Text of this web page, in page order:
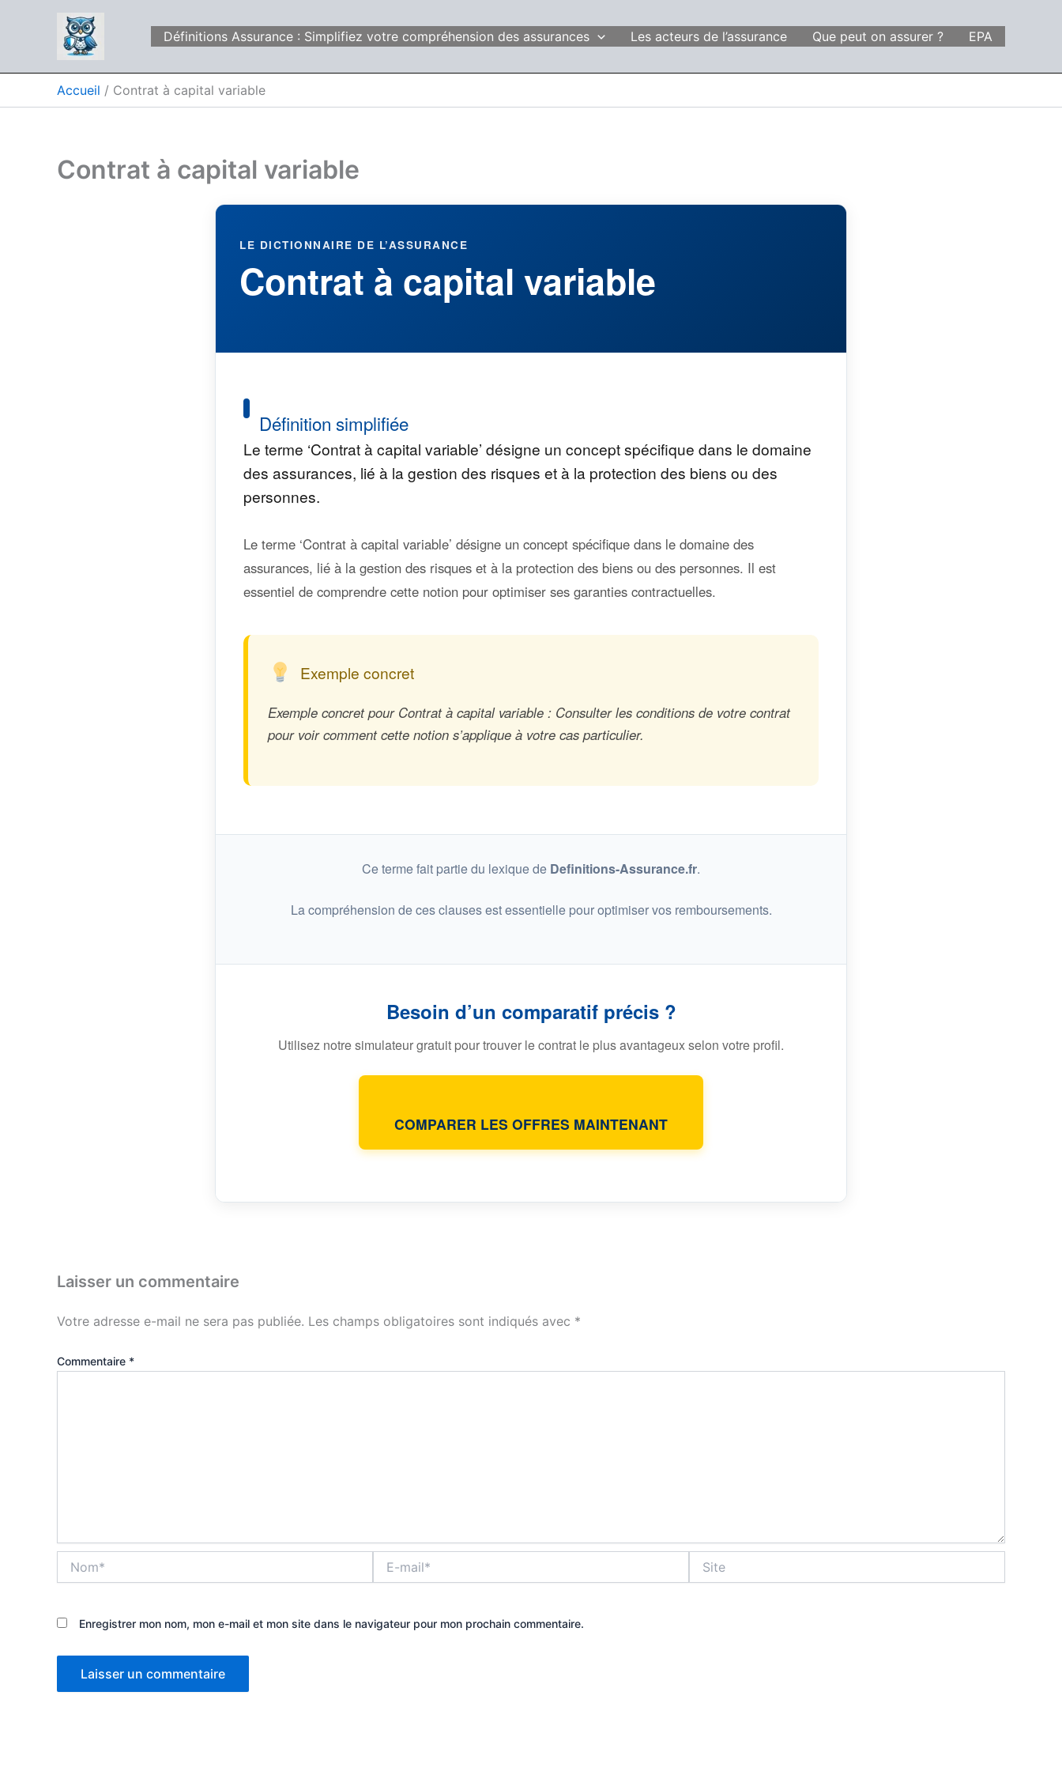
Définitions Assurance : Simplifiez votre compréhension des assurances Les acteurs de l’assurance Que peut on assurer ? EPA
Accueil Contrat à capital variable
Contrat à capital variable
LE DICTIONNAIRE DE L’ASSURANCE
Contrat à capital variable
Définition simplifiée
Le terme ‘Contrat à capital variable’ désigne un concept spécifique dans le domaine
des assurances, lié à la gestion des risques et à la protection des biens ou des
personnes.
Le terme ‘Contrat à capital variable’ désigne un concept spécifique dans le domaine des
assurances, lié à la gestion des risques et à la protection des biens ou des personnes. Il est
essentiel de comprendre cette notion pour optimiser ses garanties contractuelles.
Exemple concret
Exemple concret pour Contrat à capital variable : Consulter les conditions de votre contrat
pour voir comment cette notion s’applique à votre cas particulier.
Ce terme fait partie du lexique de Definitions-Assurance.fr.
La compréhension de ces clauses est essentielle pour optimiser vos remboursements.
Besoin d’un comparatif précis ?
Utilisez notre simulateur gratuit pour trouver le contrat le plus avantageux selon votre profil.
COMPARER LES OFFRES MAINTENANT
Laisser un commentaire
Votre adresse e-mail ne sera pas publiée. Les champs obligatoires sont indiqués avec *
Commentaire *
mail*
Enregistrer mon nom, mon e-mail et mon site dans le navigateur pour mon prochain commentaire.